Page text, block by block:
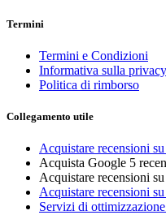
Termini
Termini e Condizioni
Informativa sulla privacy
Politica di rimborso
Collegamento utile
Acquistare recensioni
Acquista Google 5
Acquistare recensioni
Acquistare recensioni
Servizi di